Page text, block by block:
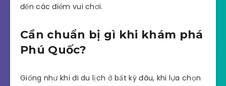
đến các điểm vui chơi.
Cần chuẩn bị gì khi khám phá
Phú Quốc?
Giống như khi đi du lịch ở bất kỳ đâu, khi lựa chọn